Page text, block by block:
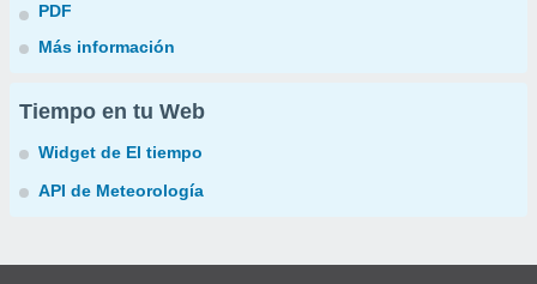
PDF
Más información
Tiempo en tu Web
Widget de El tiempo
API de Meteorología